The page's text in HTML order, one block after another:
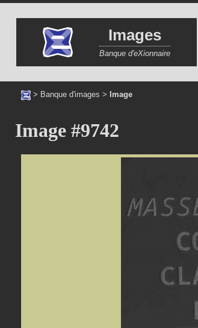
Images
Banque d'eXionnaire
> Banque d'images > Image
Image #9742